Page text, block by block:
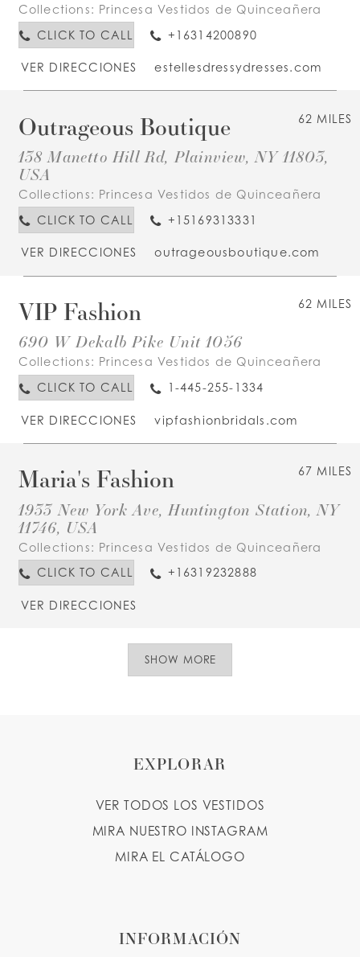
Collections: Princesa Vestidos de Quinceañera
CLICK TO CALL
+16314200890
VER DIRECCIONES estellesdressydresses.com
62 MILES
Outrageous Boutique
138 Manetto Hill Rd, Plainview, NY 11803,
USA
Collections: Princesa Vestidos de Quinceañera
CLICK TO CALL
+15169313331
VER DIRECCIONES outrageousboutique.com
62 MILES
VIP Fashion
690 W Dekalb Pike Unit 1056
Collections: Princesa Vestidos de Quinceañera
CLICK TO CALL
1-445-255-1334
VER DIRECCIONES vipfashionbridals.com
67 MILES
Maria's Fashion
1933 New York Ave, Huntington Station, NY
11746, USA
Collections: Princesa Vestidos de Quinceañera
CLICK TO CALL
+16319232888
VER DIRECCIONES
SHOW MORE
EXPLORAR
VER TODOS LOS VESTIDOS
MIRA NUESTRO INSTAGRAM
MIRA EL CATÁLOGO
INFORMACIÓN